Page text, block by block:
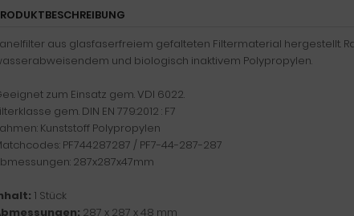
aus glasfaserfreiem gefalteten Filtermaterial hergestellt.
und biologisch inaktivem Polypropylen.
zum Einsatz gem. VDI 6022.
gem. DIN EN 779:2012 : F7
Kunststoff Polypropylen
PF744287287 / PF7-44-287-287
287x287x47mm
1 Stück
287 x 287 x 48 mm